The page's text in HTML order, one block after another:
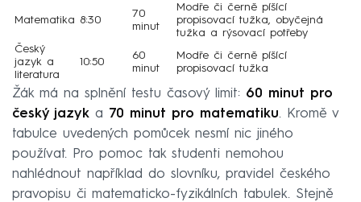
Matematika 8:30
70
minut
Modře či černě píšící
propisovací tužka, obyčejná
tužka a rýsovací potřeby
Český
jazyk a
literatura
10:50
60
minut
Modře či černě píšící
propisovací tužka
Žák má na splnění testu časový limit: 60 minut pro
český jazyk a 70 minut pro matematiku. Kromě v
tabulce uvedených pomůcek nesmí nic jiného
používat. Pro pomoc tak studenti nemohou
nahlédnout například do slovníku, pravidel českého
pravopisu či matematicko-fyzikálních tabulek. Stejně